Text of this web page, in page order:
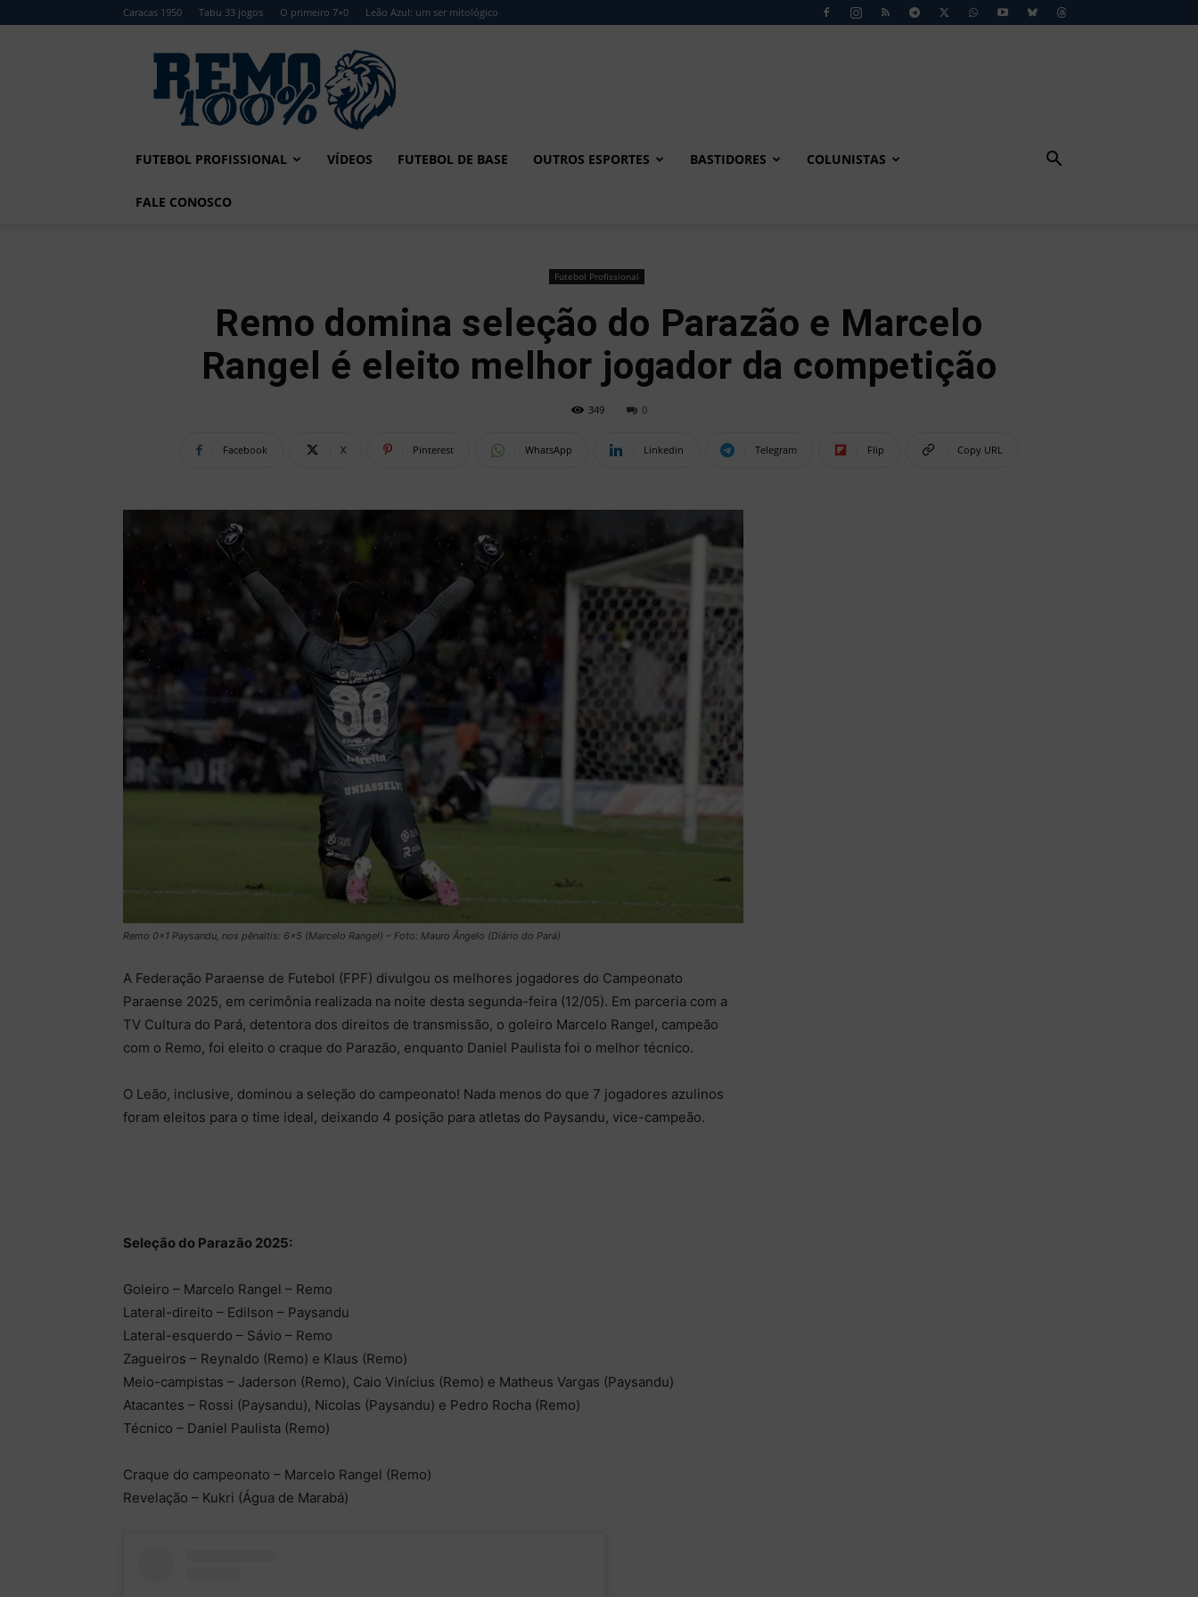
Caracas 1950 Tabu 33 jogos O primeiro 7×0 Leão Azul: um ser mitológico
Remo
FUTEBOL PROFISSIONAL VÍDEOS FUTEBOL DE BASE OUTROS ESPORTES BASTIDORES COLUNISTAS
FALE CONOSCO
Futebol Profissional
Remo domina seleção do Parazão e Marcelo
Rangel é eleito melhor jogador da competição
349 0
Facebook X Pinterest WhatsApp Linkedin Telegram Flip Copy URL
Remo 0×1 Paysandu, nos pênaltis: 6×5 (Marcelo Rangel) – Foto: Mauro Ângelo (Diário do Pará)
A Federação Paraense de Futebol (FPF) divulgou os melhores jogadores do Campeonato
Paraense 2025, em cerimônia realizada na noite desta segunda-feira (12/05). Em parceria com a
TV Cultura do Pará, detentora dos direitos de transmissão, o goleiro Marcelo Rangel, campeão
com o Remo, foi eleito o craque do Parazão, enquanto Daniel Paulista foi o melhor técnico.
O Leão, inclusive, dominou a seleção do campeonato! Nada menos do que 7 jogadores azulinos
foram eleitos para o time ideal, deixando 4 posição para atletas do Paysandu, vice-campeão.
Seleção do Parazão 2025:
Goleiro – Marcelo Rangel – Remo
Lateral-direito – Edilson – Paysandu
Lateral-esquerdo – Sávio – Remo
Zagueiros – Reynaldo (Remo) e Klaus (Remo)
Meio-campistas – Jaderson (Remo), Caio Vinícius (Remo) e Matheus Vargas (Paysandu)
Atacantes – Rossi (Paysandu), Nicolas (Paysandu) e Pedro Rocha (Remo)
Técnico – Daniel Paulista (Remo)
Craque do campeonato – Marcelo Rangel (Remo)
Revelação – Kukri (Água de Marabá)